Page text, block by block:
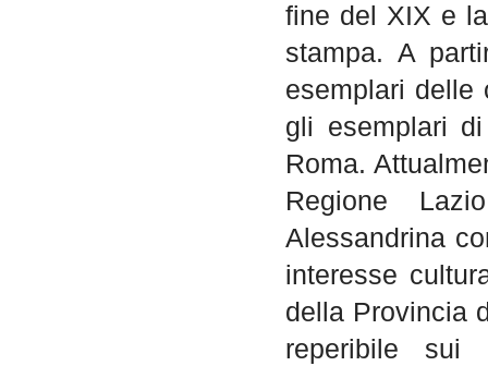
fine del XIX e
stampa. A
esemplari delle
gli esemplari
Roma.
Regione
Alessandrina
interesse
della Provincia
reperibile sui